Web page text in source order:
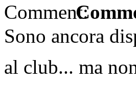
Sono ancora
al club... ma